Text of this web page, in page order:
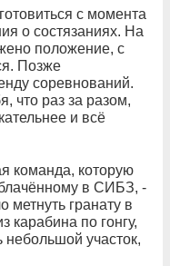
с момента
о состязаниях. На
положение, с
Позже
соревнований.
что раз за разом,
и всё
команда, которую
в СИБЗ, -
метнуть гранату в
карабина по гонгу,
участок,